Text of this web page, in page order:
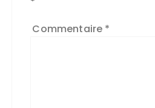
Commentaire *